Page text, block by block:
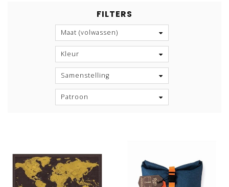
FILTERS
Maat (volwassen)
Kleur
Samenstelling
Patroon